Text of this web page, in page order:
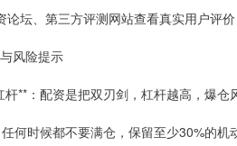
论坛、第三方评测网站查看真实用户评
风险提示
杆**：配资是把双刃剑，杠杆越高，爆仓
何时候都不要满仓，保留至少30%的机